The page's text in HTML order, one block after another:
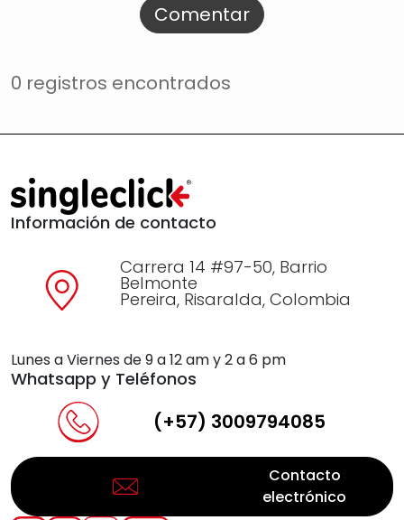
Comentar
0 registros encontrados
Información de contacto
Carrera 14 #97-50, Barrio
Belmonte
Pereira, Risaralda, Colombia
Lunes a Viernes de 9 a 12 am y 2 a 6 pm
Whatsapp y Teléfonos
(+57) 3009794085
Contacto
electrónico